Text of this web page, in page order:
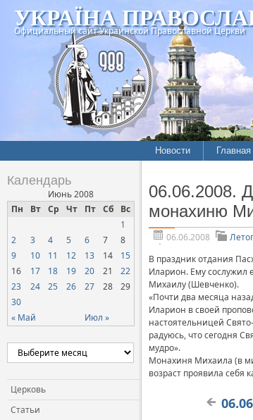
УКРАЇНА
Официальный сайт Украинской Православной Церкви
Новости
Нарушения прав
верующих
Официальная хроника
Расколы, ереси, секты
СОЦИАЛЬНОЕ
СЛУЖЕНИЕ
Церковь и власть
Церковь и общество
Церковь и СМИ
Главная
Календарь
Июнь 2008
Пн
Вт Ср Чт Пт Сб Вс
« Май Июл »
1
2
3 4 5 6 7
8
9
10 11 12 13 14
15
16
17 18 19 20 21
22
23
24 25 26 27 28
29
30
Церковь
Статьи
06.06.2008.
монахиню
06.06.2008
В праздник отдания
Иларион. Ему сослужил
Михаилу (Шевченко).
«Почти два месяца
Иларион в своей
настоятельницей
радуюсь, что сегодня
мудро».
Монахиня Михаила (в
возраст проявила себя